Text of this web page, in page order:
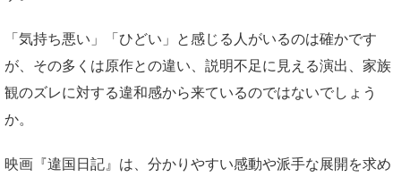
「気持ち悪い」「ひどい」と感じる人がいるのは確かです
が、その多くは原作との違い、説明不足に見える演出、家族
観のズレに対する違和感から来ているのではないでしょう
か。
映画『違国日記』は、分かりやすい感動や派手な展開を求め